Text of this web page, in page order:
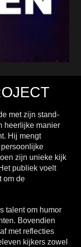
met zijn stand-
heerlijke manier
Hij mengt
zijn unieke kijk
publiek voelt
om de
talent om humor
Bovendien
met reflecties
kijkers zowel